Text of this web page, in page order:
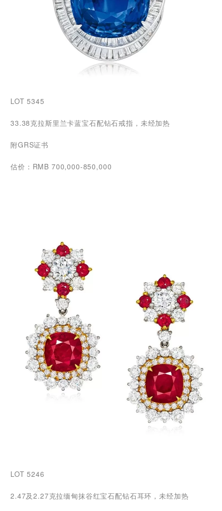
LOT 5345
33.38克拉斯里兰卡蓝宝石配钻石戒指，未经加热
附GRS证书
估价：RMB 700,000-850,000
LOT 5246
2.47及2.27克拉缅甸抹谷红宝石配钻石耳环，未经加热